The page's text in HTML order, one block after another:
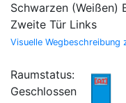
Schwarzen (Weißen)
Zweite Tür Links
Visuelle Wegbeschreibung
Raumstatus:
Geschlossen